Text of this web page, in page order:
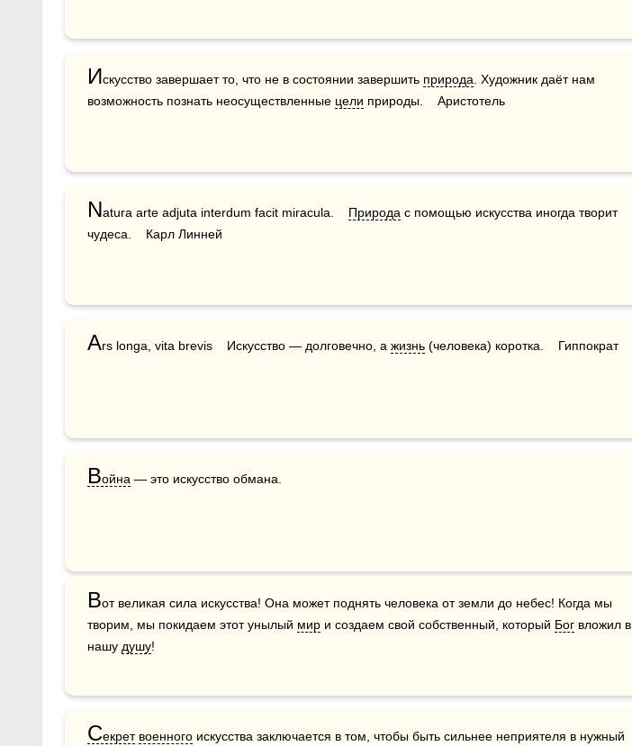
Искусство завершает то, что не в состоянии завершить природа . Художник даёт нам
возможность познать неосуществленные цели природы.    Аристотель
Natura arte adjuta interdum facit miracula. Природа с помощью искусства иногда творит
чудеса.    Карл Линней
Ars longa, vita brevis    Искусство — долговечно, а жизнь (человека) коротка.    Гиппократ
Война — это искусство обмана.
Вот великая сила искусства! Она может поднять человека от земли до небес! Когда мы
творим, мы покидаем этот унылый мир и создаем свой собственный, который Бог вложил в
нашу душу!
Секрет военного искусства заключается в том, чтобы быть сильнее неприятеля в нужный